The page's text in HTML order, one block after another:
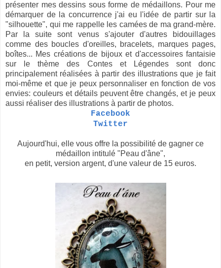
présenter mes dessins sous forme de médaillons. Pour me
démarquer de la concurrence j'ai eu l'idée de partir sur la
"silhouette", qui me rappelle les camées de ma grand-mère.
Par la suite sont venus s'ajouter d'autres bidouillages
comme des boucles d'oreilles, bracelets, marques pages,
boîtes... Mes créations de bijoux et d'accessoires fantaisie
sur le thème des Contes et Légendes sont donc
principalement réalisées à partir des illustrations que je fait
moi-même et que je peux personnaliser en fonction de vos
envies: couleurs et détails peuvent être changés, et je peux
aussi réaliser des illustrations à partir de photos.
Facebook
Twitter
Aujourd'hui, elle vous offre la possibilité de gagner ce
médaillon intitulé "Peau d'âne",
en petit, version argent, d'une valeur de 15 euros.